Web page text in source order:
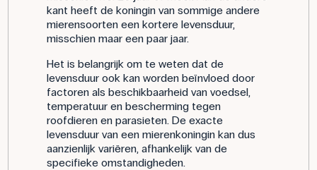
kant heeft de koningin van sommige andere
mierensoorten een kortere levensduur,
misschien maar een paar jaar.
Het is belangrijk om te weten dat de
levensduur ook kan worden beïnvloed door
factoren als beschikbaarheid van voedsel,
temperatuur en bescherming tegen
roofdieren en parasieten. De exacte
levensduur van een mierenkoningin kan dus
aanzienlijk variëren, afhankelijk van de
specifieke omstandigheden.